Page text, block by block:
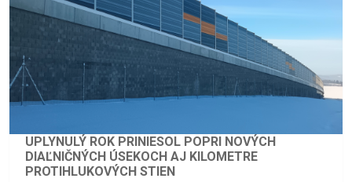
UPLYNULÝ ROK PRINIESOL POPRI NOVÝCH
DIAĽNIČNÝCH ÚSEKOCH AJ KILOMETRE
PROTIHLUKOVÝCH STIEN